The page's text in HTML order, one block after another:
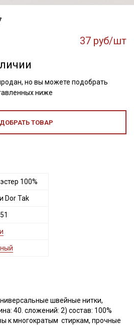
37 руб/шт
но вы можете подобрать
ниже
ТОВАР
100%
Dor Tak
швейные нитки,
40. сложений: 2) состав: 100%
к многократым стиркам, прочные
от Купава
дополнительные
тканей